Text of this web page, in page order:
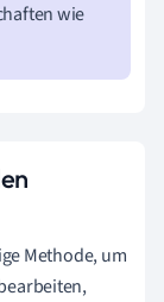
wie
Methode, um